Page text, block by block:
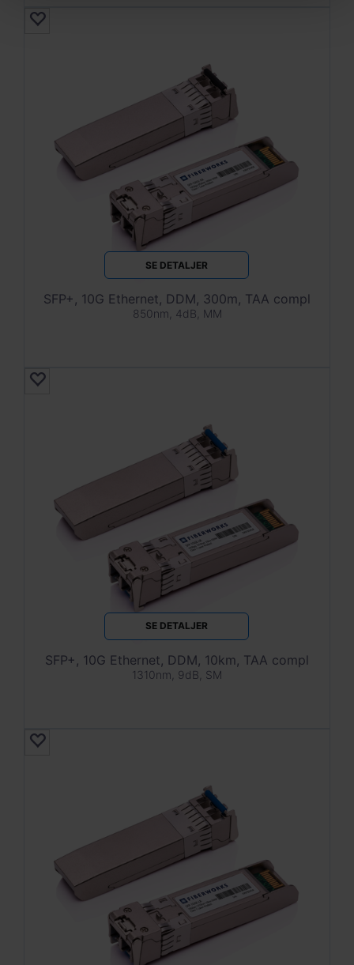
SE DETALJER
SFP+, 10G Ethernet, DDM, 300m, TAA compl
850nm, 4dB, MM
SE DETALJER
SFP+, 10G Ethernet, DDM, 10km, TAA compl
1310nm, 9dB, SM